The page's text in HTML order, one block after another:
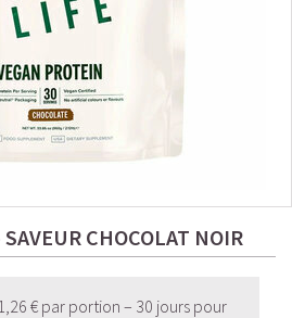
CHOCOLAT NOIR
€ par portion – 30 jours pour